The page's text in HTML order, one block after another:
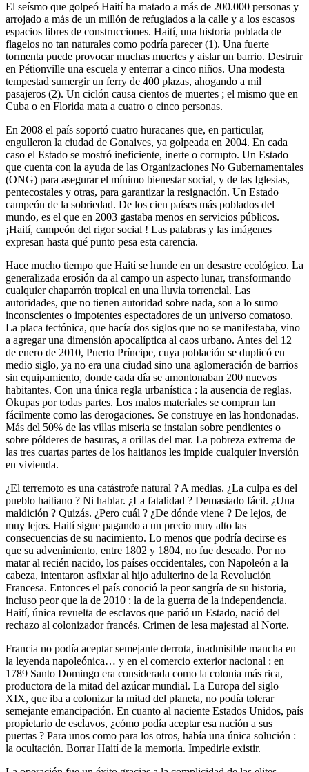
El seísmo que golpeó Haití ha matado a más de 200.000 personas y
arrojado a más de un millón de refugiados a la calle y a los escasos
espacios libres de construcciones. Haití, una historia poblada de
flagelos no tan naturales como podría parecer (1). Una fuerte
tormenta puede provocar muchas muertes y aislar un barrio. Destruir
en Pétionville una escuela y enterrar a cinco niños. Una modesta
tempestad sumergir un ferry de 400 plazas, ahogando a mil
pasajeros (2). Un ciclón causa cientos de muertes ; el mismo que en
Cuba o en Florida mata a cuatro o cinco personas.
En 2008 el país soportó cuatro huracanes que, en particular,
engulleron la ciudad de Gonaives, ya golpeada en 2004. En cada
caso el Estado se mostró ineficiente, inerte o corrupto. Un Estado
que cuenta con la ayuda de las Organizaciones No Gubernamentales
(ONG) para asegurar el mínimo bienestar social, y de las Iglesias,
pentecostales y otras, para garantizar la resignación. Un Estado
campeón de la sobriedad. De los cien países más poblados del
mundo, es el que en 2003 gastaba menos en servicios públicos.
¡Haití, campeón del rigor social ! Las palabras y las imágenes
expresan hasta qué punto pesa esta carencia.
Hace mucho tiempo que Haití se hunde en un desastre ecológico. La
generalizada erosión da al campo un aspecto lunar, transformando
cualquier chaparrón tropical en una lluvia torrencial. Las
autoridades, que no tienen autoridad sobre nada, son a lo sumo
inconscientes o impotentes espectadores de un universo comatoso.
La placa tectónica, que hacía dos siglos que no se manifestaba, vino
a agregar una dimensión apocalíptica al caos urbano. Antes del 12
de enero de 2010, Puerto Príncipe, cuya población se duplicó en
medio siglo, ya no era una ciudad sino una aglomeración de barrios
sin equipamiento, donde cada día se amontonaban 200 nuevos
habitantes. Con una única regla urbanística : la ausencia de reglas.
Okupas por todas partes. Los malos materiales se compran tan
fácilmente como las derogaciones. Se construye en las hondonadas.
Más del 50% de las villas miseria se instalan sobre pendientes o
sobre pólderes de basuras, a orillas del mar. La pobreza extrema de
las tres cuartas partes de los haitianos les impide cualquier inversión
en vivienda.
¿El terremoto es una catástrofe natural ? A medias. ¿La culpa es del
pueblo haitiano ? Ni hablar. ¿La fatalidad ? Demasiado fácil. ¿Una
maldición ? Quizás. ¿Pero cuál ? ¿De dónde viene ? De lejos, de
muy lejos. Haití sigue pagando a un precio muy alto las
consecuencias de su nacimiento. Lo menos que podría decirse es
que su advenimiento, entre 1802 y 1804, no fue deseado. Por no
matar al recién nacido, los países occidentales, con Napoleón a la
cabeza, intentaron asfixiar al hijo adulterino de la Revolución
Francesa. Entonces el país conoció la peor sangría de su historia,
incluso peor que la de 2010 : la de la guerra de la independencia.
Haití, única revuelta de esclavos que parió un Estado, nació del
rechazo al colonizador francés. Crimen de lesa majestad al Norte.
Francia no podía aceptar semejante derrota, inadmisible mancha en
la leyenda napoleónica… y en el comercio exterior nacional : en
1789 Santo Domingo era considerada como la colonia más rica,
productora de la mitad del azúcar mundial. La Europa del siglo
XIX, que iba a colonizar la mitad del planeta, no podía tolerar
semejante emancipación. En cuanto al naciente Estados Unidos, país
propietario de esclavos, ¿cómo podía aceptar esa nación a sus
puertas ? Para unos como para los otros, había una única solución :
la ocultación. Borrar Haití de la memoria. Impedirle existir.